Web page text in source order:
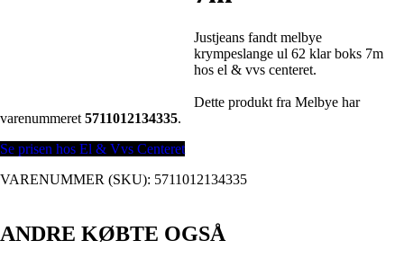
Justjeans fandt melbye
krympeslange ul 62 klar boks 7m
hos el & vvs centeret.
Dette produkt fra Melbye har
varenummeret 5711012134335.
Se prisen hos El & Vvs Centeret
VARENUMMER (SKU): 5711012134335
ANDRE KØBTE OGSÅ